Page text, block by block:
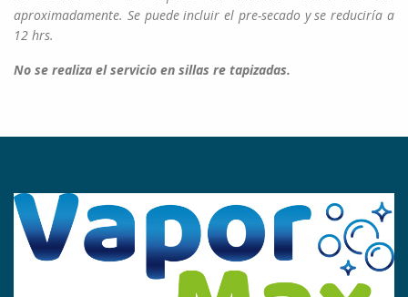
aproximadamente. Se puede incluir el pre-secado y se reduciría a
12 hrs.
No se realiza el servicio en sillas re tapizadas.